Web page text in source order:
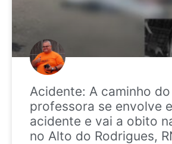
Acidente: A caminho
professora se envolve
acidente e vai a obito
no Alto do Rodrigues,